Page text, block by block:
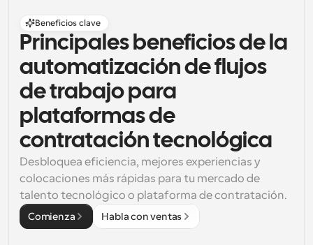
Beneficios clave
Principales beneficios de la
automatización de flujos
de trabajo para
plataformas de
contratación tecnológica
Desbloquea eficiencia, mejores experiencias y
colocaciones más rápidas para tu mercado de
talento tecnológico o plataforma de contratación.
Comienza Habla con ventas